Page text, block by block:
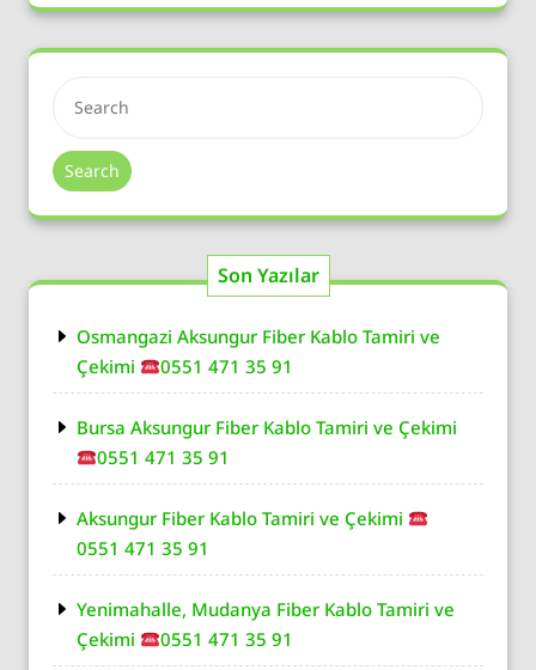
Search
Son Yazılar
Osmangazi Aksungur Fiber Kablo Tamiri ve
Çekimi
0551 471 35 91
Bursa Aksungur Fiber Kablo Tamiri ve Çekimi
0551 471 35 91
Aksungur Fiber Kablo Tamiri ve Çekimi
0551 471 35 91
Yenimahalle, Mudanya Fiber Kablo Tamiri ve
Çekimi
0551 471 35 91